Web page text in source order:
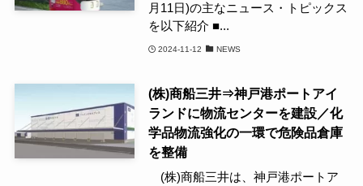
月11日)の主なニュース・トピックス
を以下紹介 ■...
2024-11-12 NEWS
(株)商船三井⇒神戸港ポートアイ
ランドに物流センターを建設／化
学品物流強化の一環で危険品倉庫
を整備
(株)商船三井は、神戸港ポートア